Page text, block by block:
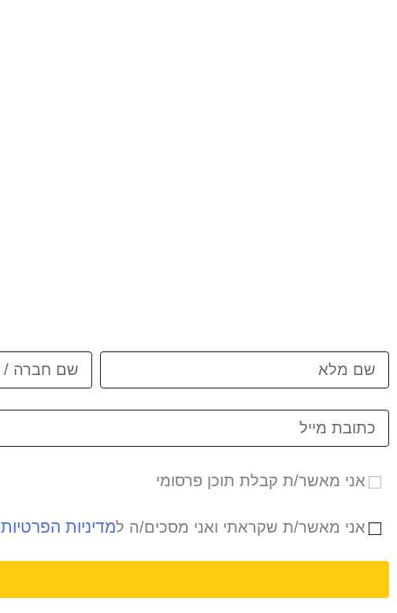
אני מאשר/ת קבלת תוכן פרסומי
אני מאשר/ת שקראתי ואני מסכים/ה למדיניות הפרטיות